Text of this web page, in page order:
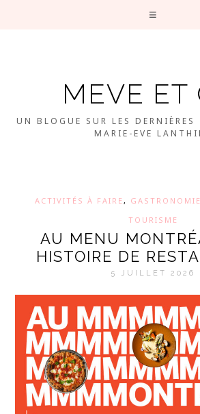
MEVE ET
UN BLOGUE SUR LES DERNIÈRES
MARIE-EVE
ACTIVITÉS À FAIRE, GASTRONOMIE
TOURISME
AU MENU
HISTOIRE DE
5 JUILLET 2026